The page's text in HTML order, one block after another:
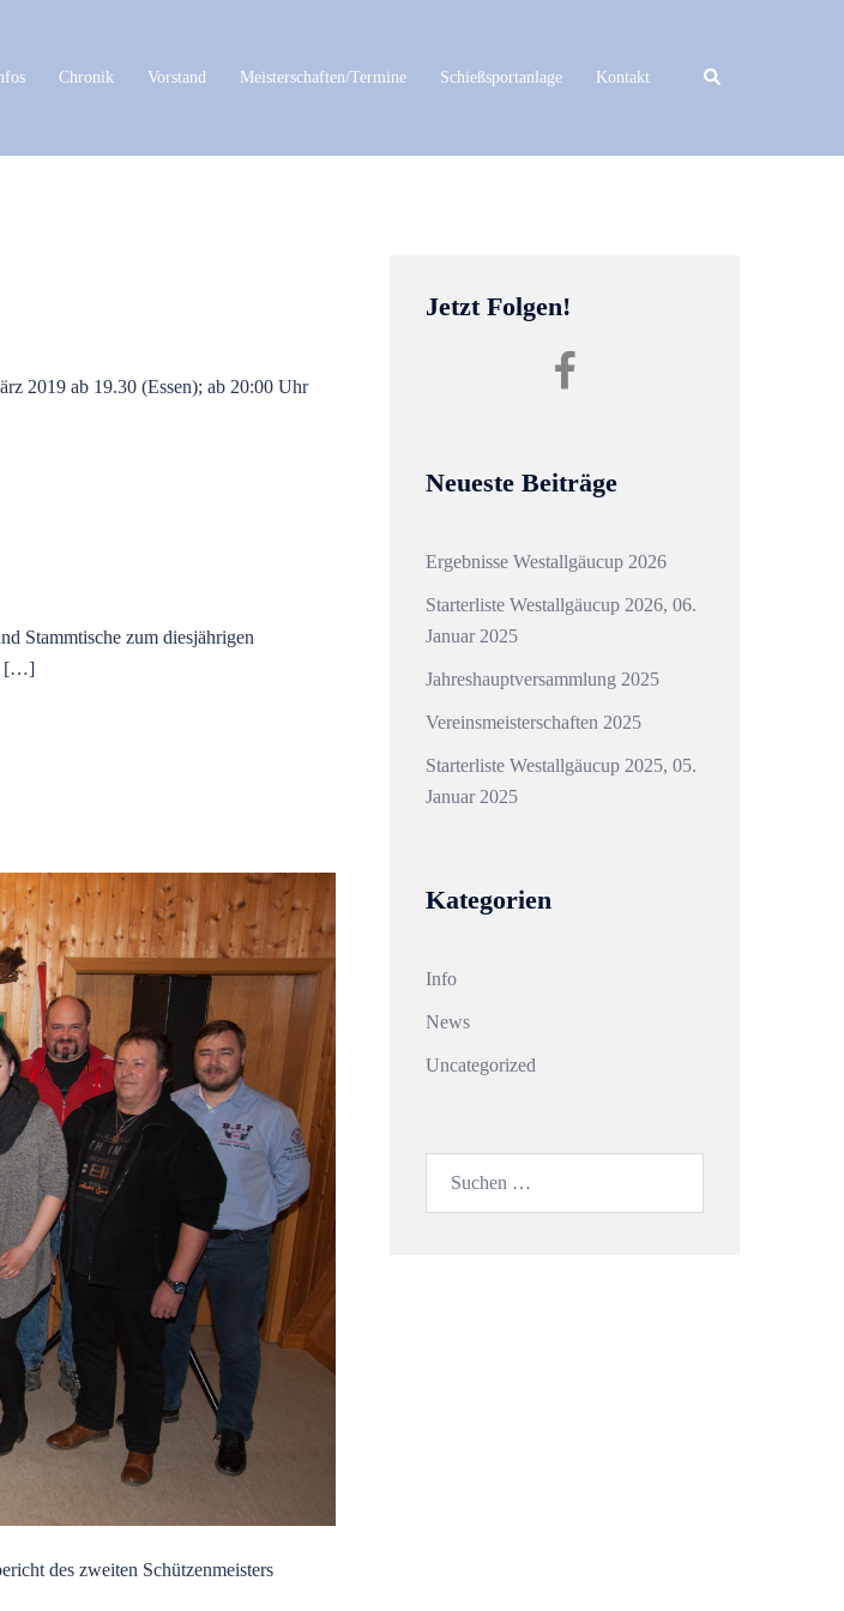
Chronik Vorstand Meisterschaften/Termine Schießsportanlage Kontakt Suche
2019 ab 19.30 (Essen); ab 20:00 Uhr
Stammtische zum diesjährigen
[…]
des zweiten Schützenmeisters
Jetzt Folgen!
Facebook
Neueste Beiträge
Ergebnisse Westallgäucup 2026
Starterliste Westallgäucup 2026, 06.
Januar 2025
Jahreshauptversammlung 2025
Vereinsmeisterschaften 2025
Starterliste Westallgäucup 2025, 05.
Januar 2025
Kategorien
Info
News
Uncategorized